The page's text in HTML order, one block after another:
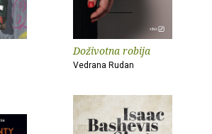
Doživotna robija
Vedrana Rudan